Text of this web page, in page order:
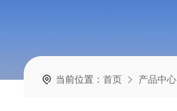
当前位置：首页 产品中心